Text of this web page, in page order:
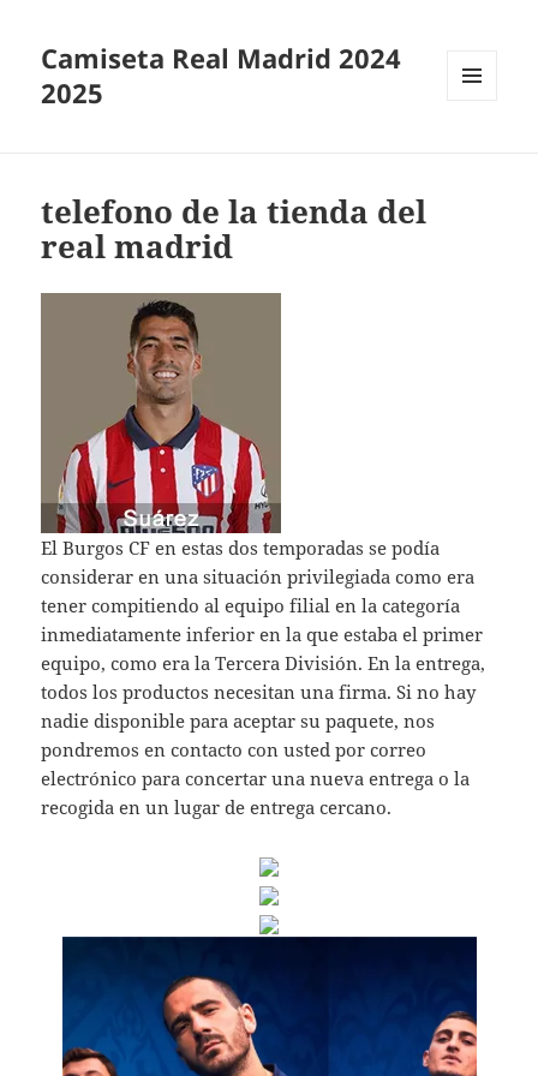
Camiseta Real Madrid 2024
2025
telefono de la tienda del
real madrid
El Burgos CF en estas dos temporadas se podía
considerar en una situación privilegiada como era
tener compitiendo al equipo filial en la categoría
inmediatamente inferior en la que estaba el primer
equipo, como era la Tercera División. En la entrega,
todos los productos necesitan una firma. Si no hay
nadie disponible para aceptar su paquete, nos
pondremos en contacto con usted por correo
electrónico para concertar una nueva entrega o la
recogida en un lugar de entrega cercano.